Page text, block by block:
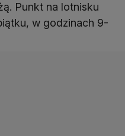
Punkt na lotnisku
w godzinach 9-